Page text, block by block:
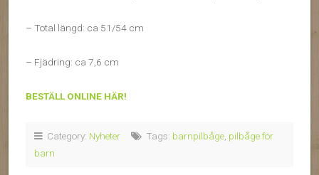
– Total längd: ca 51/54 cm
– Fjädring: ca 7,6 cm
BESTÄLL ONLINE HÄR!
Category: Nyheter Tags: barnpilbåge pilbåge för
barn